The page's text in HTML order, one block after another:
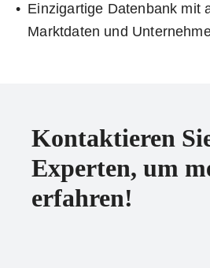
Einzigartige Datenbank mit
Marktdaten und
Kontaktieren
Experten, um
erfahren!